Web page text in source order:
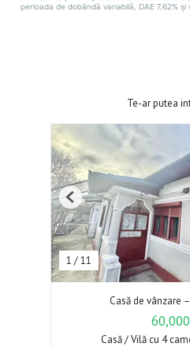
Te-ar putea
1 /11
Previous
Casă de vânzare
Casă / Vilă cu 4